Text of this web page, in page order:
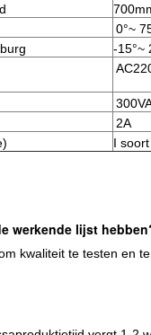
0°~
-15°~
2A
I
werkende lijst
kwaliteit te testen en